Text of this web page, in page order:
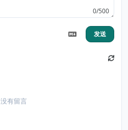
0/500
发送
没有留言